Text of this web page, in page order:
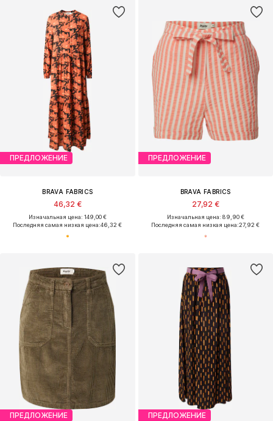
ПРЕДЛОЖЕНИЕ
BRAVA FABRICS
46,32 €
Изначальная цена: 149,00 €
Последняя самая низкая цена:46,32 €
ПРЕДЛОЖЕНИЕ
BRAVA FABRICS
27,92 €
Изначальная цена: 89,90 €
Последняя самая низкая цена:27,92 €
ПРЕДЛОЖЕНИЕ ПРЕДЛОЖЕНИЕ